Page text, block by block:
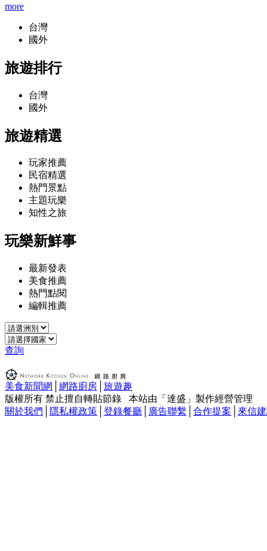
more
台灣
國外
旅遊排行
台灣
國外
旅遊精選
玩家推薦
民宿精選
熱門景點
主題玩樂
知性之旅
玩樂新鮮事
最新發表
美食推薦
熱門點閱
編輯推薦
查詢
美食新聞網 網路廚房
旅遊趣
版權所有 禁止擅自轉貼節錄 本站由「達盛」製作經營管理
關於我們
隱私權政策 登錄餐廳 廣告聯繫 合作提案 來信